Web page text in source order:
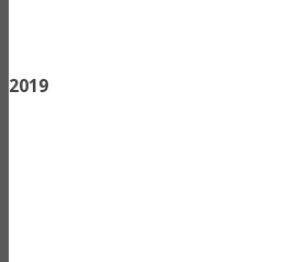
2019